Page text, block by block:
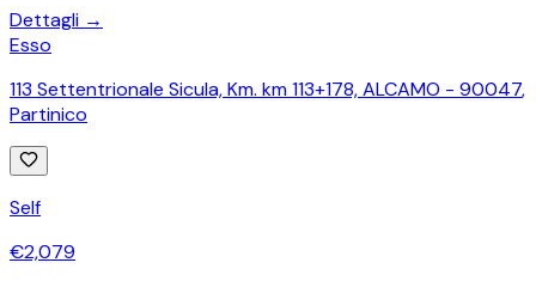
Dettagli →
Esso
113 Settentrionale Sicula, Km. km 113+178, ALCAMO - 90047,
Partinico
Self
€2,079